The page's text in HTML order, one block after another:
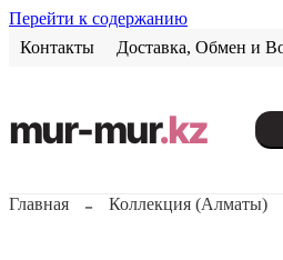
Перейти к содержанию
Контакты
Доставка, Обмен и
mur-mur.kz
Главная Коллекция (Алматы)